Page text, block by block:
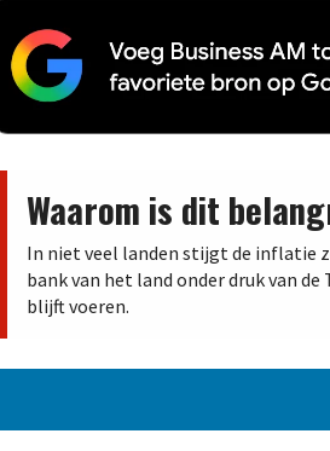
Waarom is dit
In niet veel landen stijgt de inflatie
bank van het land onder druk van
blijft voeren.